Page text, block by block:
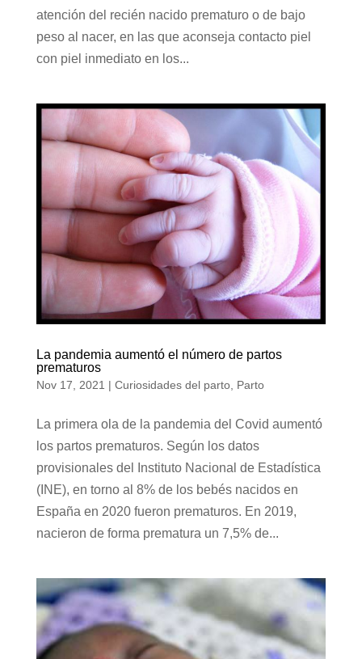
atención del recién nacido prematuro o de bajo
peso al nacer, en las que aconseja contacto piel
con piel inmediato en los...
La pandemia aumentó el número de partos
prematuros
Nov 17, 2021 | Curiosidades del parto, Parto
La primera ola de la pandemia del Covid aumentó
los partos prematuros. Según los datos
provisionales del Instituto Nacional de Estadística
(INE), en torno al 8% de los bebés nacidos en
España en 2020 fueron prematuros. En 2019,
nacieron de forma prematura un 7,5% de...